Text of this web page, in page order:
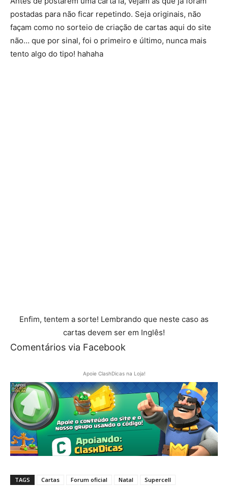
postadas para não ficar repetindo. Seja originais, não
façam como no sorteio de criação de cartas aqui do site
não… que por sinal, foi o primeiro e último, nunca mais
tento algo do tipo! hahaha
Enfim, tentem a sorte! Lembrando que neste caso as
cartas devem ser em Inglês!
Comentários via Facebook
Apoie ClashDicas na Loja!
TAGS Cartas Forum oficial Natal Supercell